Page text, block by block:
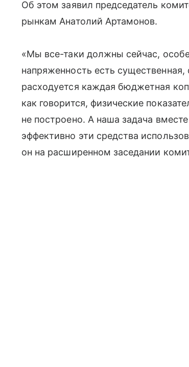
Об этом заявил председатель
рынкам Анатолий Артамонов.
«Мы все-таки должны сейчас,
напряженность есть
расходуется каждая бюджетная
как говорится, физические
не построено. А наша задача
эффективно эти средства
он на расширенном заседании